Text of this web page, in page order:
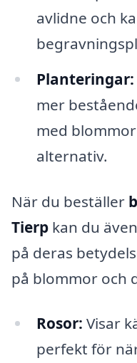
avlidne och
Planteringar:
mer
med
alternativ.
När du beställer
Tierp kan du
på deras
på blommor och
Rosor: Visar
perfekt för